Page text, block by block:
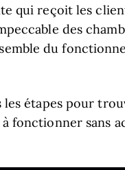
qui reçoit les
des
du
étapes pour
fonctionner sans